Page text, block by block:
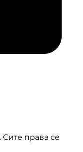
права се